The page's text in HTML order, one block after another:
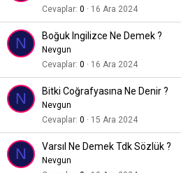
Cevaplar 0 16 Ara 2024
N Boğuk Ingilizce Ne Demek ?
Nevgun
Cevaplar 0 16 Ara 2024
N Bitki Coğrafyasına Ne Denir ?
Nevgun
Cevaplar 0 15 Ara 2024
N Varsıl Ne Demek Tdk Sözlük ?
Nevgun